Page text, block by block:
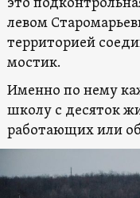
левом
территорией
мостик.
Именно по нему
школу с десяток
работающих или